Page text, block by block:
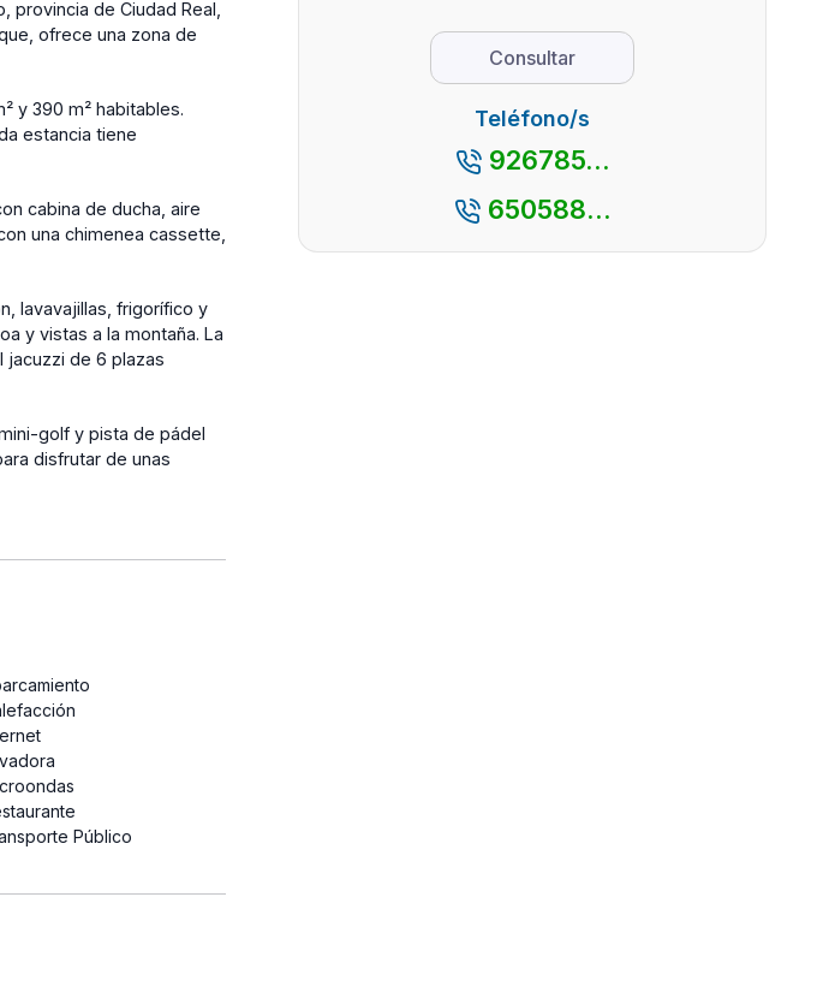
provincia de Ciudad Real,
ofrece una zona de
y 390 m² habitables.
estancia tiene
cabina de ducha, aire
una chimenea cassette,
lavavajillas, frigorífico y
y vistas a la montaña. La
jacuzzi de 6 plazas
golf y pista de pádel
disfrutar de unas
Público
Consultar
Teléfono/s
926785...
650588...